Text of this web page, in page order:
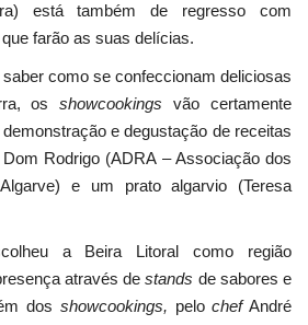
está também de regresso com
farão as suas delícias.
como se confeccionam deliciosas
osshowcookings vão certamente
e degustação de receitas
Rodrigo (ADRA – Associação dos
e um prato algarvio (Teresa
a Beira Litoral como região
através destands de sabores e
dos showcookings, pelochefAndré